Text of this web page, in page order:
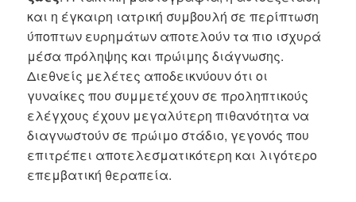
και η έγκαιρη ιατρική συμβουλή σε περίπτωση
ύποπτων ευρημάτων αποτελούν τα πιο ισχυρά
μέσα πρόληψης και πρώιμης διάγνωσης.
Διεθνείς μελέτες αποδεικνύουν ότι οι
γυναίκες που συμμετέχουν σε προληπτικούς
ελέγχους έχουν μεγαλύτερη πιθανότητα να
διαγνωστούν σε πρώιμο στάδιο, γεγονός που
επιτρέπει αποτελεσματικότερη και λιγότερο
επεμβατική θεραπεία.